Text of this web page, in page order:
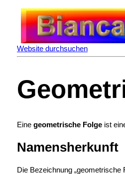
Website durchsuchen
Eine geometrische Folgeist
Namensherkunft
Die Bezeichnung „geometrische